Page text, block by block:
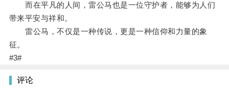
而在平凡的人间，雷公马也是一位守护者，能够为人们
带来平安与祥和。
雷公马，不仅是一种传说，更是一种信仰和力量的象
征。
#3#
评论